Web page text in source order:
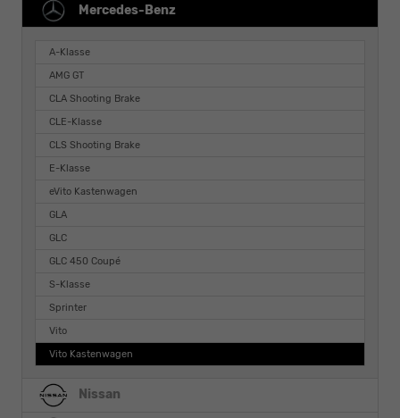
Mercedes-Benz
A-Klasse
AMG GT
CLA Shooting Brake
CLE-Klasse
CLS Shooting Brake
E-Klasse
eVito Kastenwagen
GLA
GLC
GLC 450 Coupé
S-Klasse
Sprinter
Vito
Vito Kastenwagen
Nissan